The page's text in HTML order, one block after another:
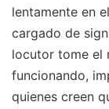
lentamente en
cargado de
locutor tome el
funcionando,
quienes creen